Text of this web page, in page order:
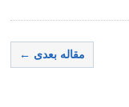
مقاله بعدی ←